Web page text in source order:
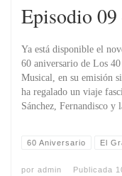
Episodio
Ya está disponible el
60 aniversario de Los
Musical, en su emisión
ha regalado un viaje
Sánchez, Fernandisco
60 Aniversario El
por admin Publicada